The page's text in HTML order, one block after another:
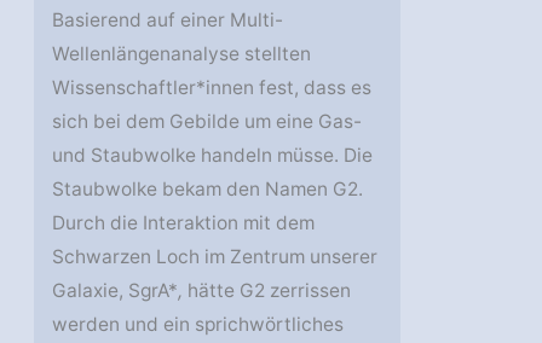
Basierend auf einer Multi-
Wellenlängenanalyse stellten
Wissenschaftler*innen fest, dass es
sich bei dem Gebilde um eine Gas-
und Staubwolke handeln müsse. Die
Staubwolke bekam den Namen G2.
Durch die Interaktion mit dem
Schwarzen Loch im Zentrum unserer
Galaxie, SgrA*, hätte G2 zerrissen
werden und ein sprichwörtliches